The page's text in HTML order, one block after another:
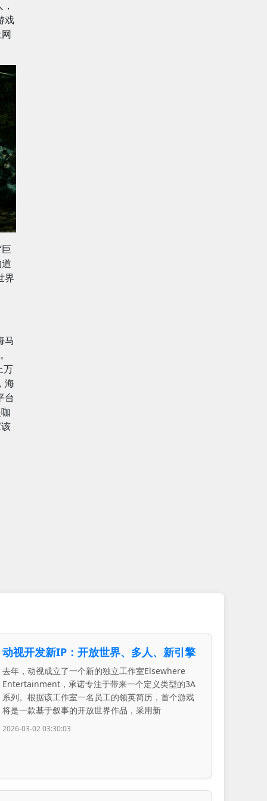
戏
界
马
万
海
台
动视开发新IP：开放世界、多人、新引擎
去年，动视成立了一个新的独立工作室Elsewhere
Entertainment，承诺专注于带来一个定义类型的3A
系列。根据该工作室一名员工的领英简历，首个游戏
将是一款基于叙事的开放世界作品，采用新
2026-03-02 03:30:03